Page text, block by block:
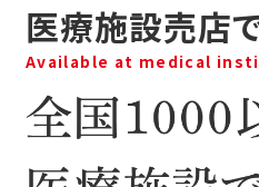
医療施設売店
Available at medical